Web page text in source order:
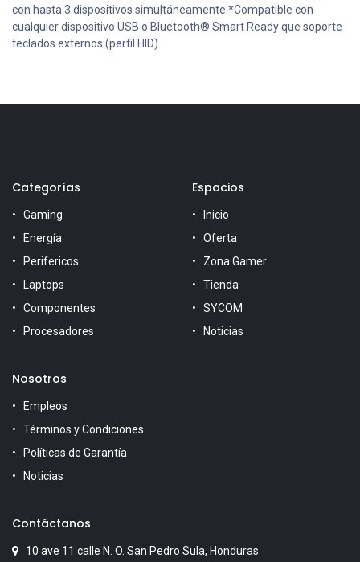
con hasta 3 dispositivos simultáneamente.*Compatible con
cualquier dispositivo USB o Bluetooth® Smart Ready que soporte
teclados externos (perfil HID).
Categorías
Gaming
Energía
Perifericos
Laptops
Componentes
Procesadores
Espacios
Inicio
Oferta
Zona Gamer
Tienda
SYCOM
Noticias
Nosotros
Empleos
Términos y Condiciones
Políticas de Garantía
Noticias
Contáctanos
10 ave 11 calle N. O. San Pedro Sula, Honduras